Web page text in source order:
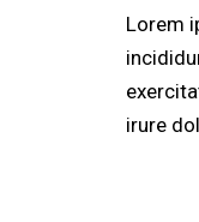
Lorem
irure